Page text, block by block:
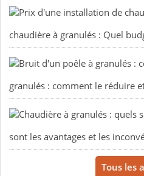
chaudière à granulés : Quel
granulés : comment le réduire
sont les avantages et les
Tous les